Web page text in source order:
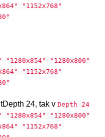
"1152x768"
"1280x854" "1280x800"
"1152x768"
24, tak vDepth 24
"1280x854" "1280x800"
"1152x768"